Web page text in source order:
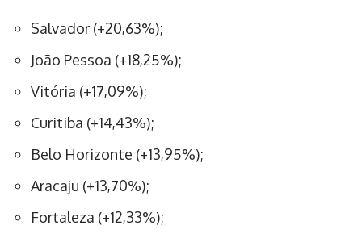
Salvador (+20,63%);
João Pessoa (+18,25%);
Vitória (+17,09%);
Curitiba (+14,43%);
Belo Horizonte (+13,95%);
Aracaju (+13,70%);
Fortaleza (+12,33%);